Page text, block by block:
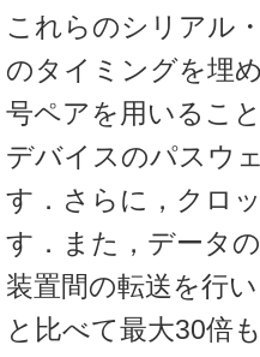
これらのシリアル
のタイミングを埋
号ペアを用いるこ
デバイスのパスウ
す．さらに，クロ
す．また，データ
装置間の転送を行
と比べて最大30倍